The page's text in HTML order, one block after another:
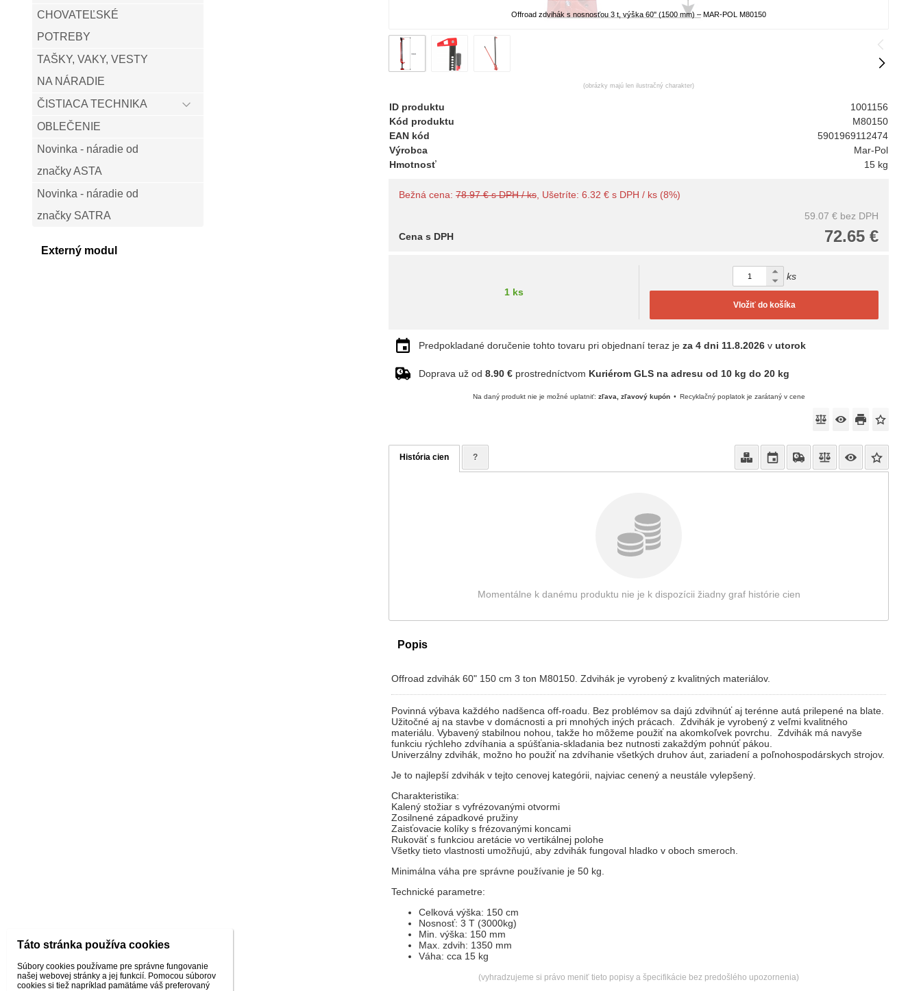
CHOVATEĽSKÉ
POTREBY
TAŠKY, VAKY, VESTY
NA NÁRADIE
ČISTIACA TECHNIKA
OBLEČENIE
Novinka - náradie od
značky ASTA
Novinka - náradie od
značky SATRA
Externý modul
Offroad zdvihák s nosnosťou 3 t, výška 60'' (1500 mm) – MAR-POL M80150
(obrázky majú len ilustračný charakter)
ID produktu
1001156
Kód produktu
M80150
EAN kód
5901969112474
Výrobca
Mar-Pol
Hmotnosť
15 kg
Bežná cena: 78.97 € s DPH / ks , Ušetríte: 6.32 € s DPH / ks (8%)
59.07 € bez DPH
72.65 €
Cena s DPH
1 ks
ks
Vložiť do košíka
Predpokladané doručenie tohto tovaru pri objednaní teraz je za 4 dni 11.8.2026 v utorok
Doprava už od 8.90 € prostredníctvom Kuriérom GLS na adresu od 10 kg do 20 kg
Na daný produkt nie je možné uplatniť: zľava, zľavový kupón Recyklačný poplatok je zarátaný v cene
História cien ?
Momentálne k danému produktu nie je k dispozícii žiadny graf histórie cien
Popis
Offroad zdvihák 60" 150 cm 3 ton M80150. Zdvihák je vyrobený z kvalitných materiálov.
Povinná výbava každého nadšenca off-roadu. Bez problémov sa dajú zdvihnúť aj terénne autá prilepené na blate.
Užitočné aj na stavbe v domácnosti a pri mnohých iných prácach. Zdvihák je vyrobený z veľmi kvalitného
materiálu. Vybavený stabilnou nohou, takže ho môžeme použiť na akomkoľvek povrchu. Zdvihák má navyše
funkciu rýchleho zdvíhania a spúšťania-skladania bez nutnosti zakaždým pohnúť pákou.
Univerzálny zdvihák, možno ho použiť na zdvíhanie všetkých druhov áut, zariadení a poľnohospodárskych strojov.
Je to najlepší zdvihák v tejto cenovej kategórii, najviac cenený a neustále vylepšený.
Charakteristika:
Kalený stožiar s vyfrézovanými otvormi
Zosilnené západkové pružiny
Zaisťovacie kolíky s frézovanými koncami
Rukoväť s funkciou aretácie vo vertikálnej polohe
Všetky tieto vlastnosti umožňujú, aby zdvihák fungoval hladko v oboch smeroch.
Minimálna váha pre správne používanie je 50 kg.
Technické parametre:
Celková výška: 150 cm
Nosnosť: 3 T (3000kg)
Min. výška: 150 mm
Max. zdvih: 1350 mm
Váha: cca 15 kg
(vyhradzujeme si právo meniť tieto popisy a špecifikácie bez predošlého upozornenia)
Táto stránka používa cookies
Súbory cookies používame pre správne fungovanie
našej webovej stránky a jej funkcií. Pomocou súborov
cookies si tiež napríklad pamätáme váš preferovaný